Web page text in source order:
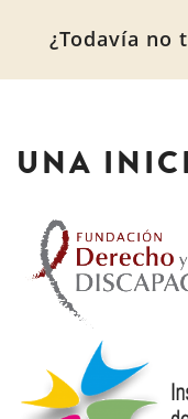
¿Todavía no
UNA